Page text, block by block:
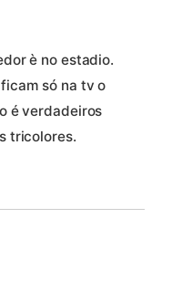
è no estadio.
só na tv o
é verdadeiros
tricolores.